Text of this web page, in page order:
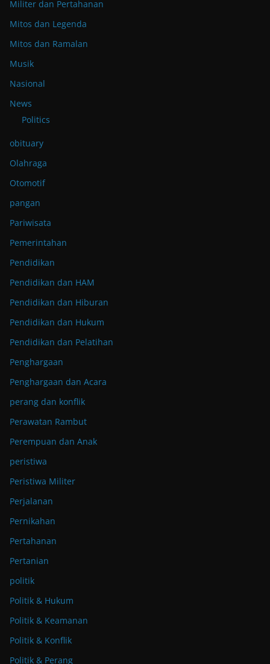
Militer dan Pertahanan
Mitos dan Legenda
Mitos dan Ramalan
Musik
Nasional
News
Politics
obituary
Olahraga
Otomotif
pangan
Pariwisata
Pemerintahan
Pendidikan
Pendidikan dan HAM
Pendidikan dan Hiburan
Pendidikan dan Hukum
Pendidikan dan Pelatihan
Penghargaan
Penghargaan dan Acara
perang dan konflik
Perawatan Rambut
Perempuan dan Anak
peristiwa
Peristiwa Militer
Perjalanan
Pernikahan
Pertahanan
Pertanian
politik
Politik & Hukum
Politik & Keamanan
Politik & Konflik
Politik & Perang